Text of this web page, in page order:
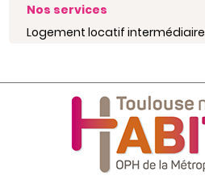
Nos services
Logement locatif intermédiaire